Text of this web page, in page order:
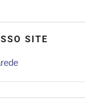
SITE